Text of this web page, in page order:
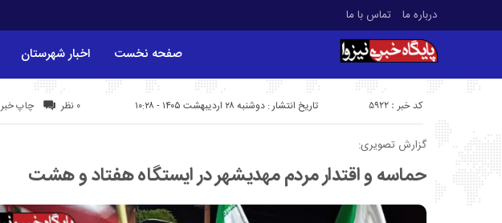
درباره ما تماس با ما
صفحه نخست اخبار شهرستان
تاریخ انتشار : دوشنبه ۲۸ اردیبهشت ۱۴۰۵ - ۱۰:۲۸ کد خبر : 5922 چاپ خبر ۰ نظر
گزارش تصویری:
حماسه و اقتدار مردم مهدیشهر در ایستگاه هفتاد و هشت